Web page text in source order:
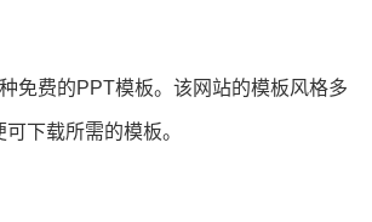
免费的PPT模板。该网站的模板风格多
下载所需的模板。